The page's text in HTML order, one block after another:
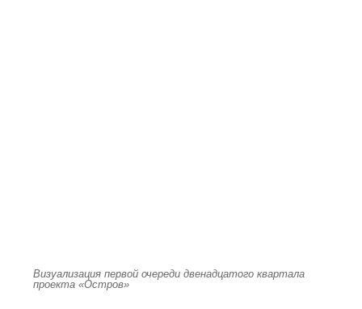
Визуализация первой очереди двенадцатого квартала
проекта «Остров»